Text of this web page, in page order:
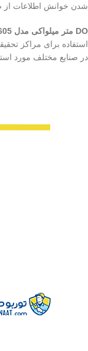
شدن خوانش اطلاعات
DO متر میلواکی مدل Mi605
استفاده برای مراکز
در صنایع مختلف مورد